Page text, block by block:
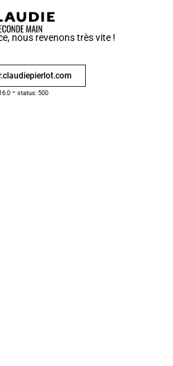
nous revenons très vite !
- status: 500